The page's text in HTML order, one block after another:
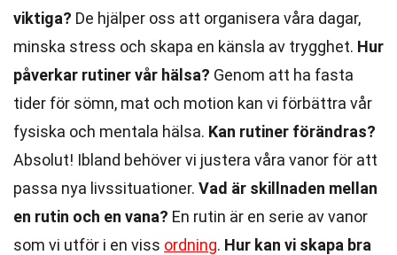
viktiga? De hjälper oss att organisera våra dagar,
minska stress och skapa en känsla av trygghet. Hur
påverkar rutiner vår hälsa? Genom att ha fasta
tider för sömn, mat och motion kan vi förbättra vår
fysiska och mentala hälsa. Kan rutiner förändras?
Absolut! Ibland behöver vi justera våra vanor för att
passa nya livssituationer. Vad är skillnaden mellan
en rutin och en vana? En rutin är en serie av vanor
som vi utför i en viss ordning. Hur kan vi skapa bra